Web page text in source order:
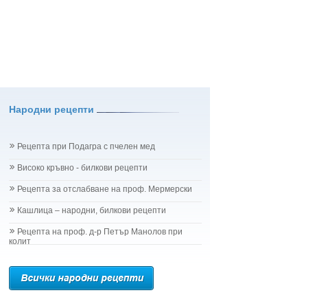
Народни рецепти
Рецепта при Подагра с пчелен мед
Високо кръвно - билкови рецепти
Рецепта за отслабване на проф. Мермерски
Кашлица – народни, билкови рецепти
Рецепта на проф. д-р Петър Манолов при
колит